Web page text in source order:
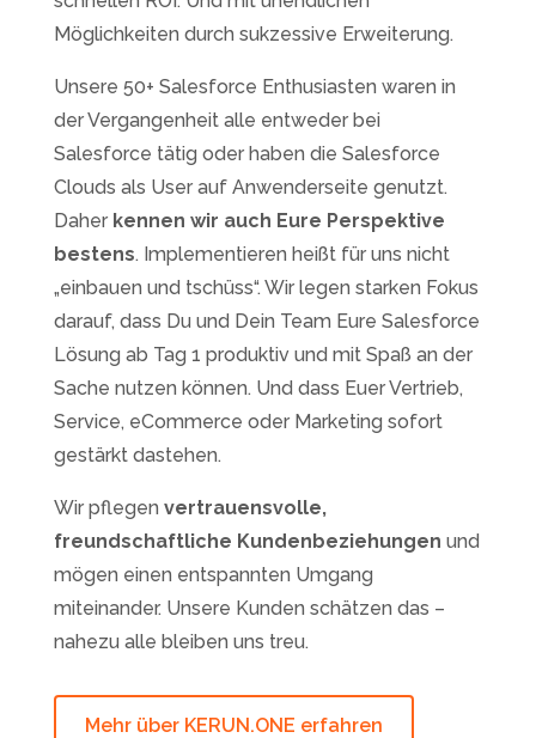
Möglichkeiten durch sukzessive Erweiterung.
Unsere 50+ Salesforce Enthusiasten waren in
der Vergangenheit alle entweder bei
Salesforce tätig oder haben die Salesforce
Clouds als User auf Anwenderseite genutzt.
Daher kennen wir auch Eure Perspektive
bestens. Implementieren heißt für uns nicht
„einbauen und tschüss“. Wir legen starken Fokus
darauf, dass Du und Dein Team Eure Salesforce
Lösung ab Tag 1 produktiv und mit Spaß an der
Sache nutzen können. Und dass Euer Vertrieb,
Service, eCommerce oder Marketing sofort
gestärkt dastehen.
Wir pflegen vertrauensvolle,
freundschaftliche Kundenbeziehungen und
mögen einen entspannten Umgang
miteinander. Unsere Kunden schätzen das –
nahezu alle bleiben uns treu.
Mehr über KERUN.ONE erfahren